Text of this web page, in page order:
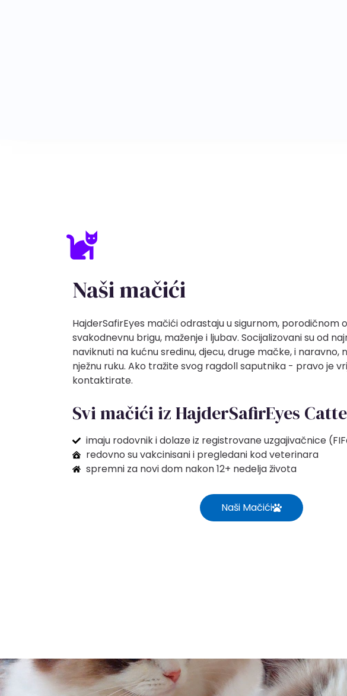
Naši mačići
HajderSafirEyes mačići odrastaju u sigurnom, porodičnom
svakodnevnu brigu, maženje i ljubav. Socijalizovani su od
naviknuti na kućnu sredinu, djecu, druge mačke, i naravno,
nježnu ruku. Ako tražite svog ragdoll saputnika - pravo je
kontaktirate.
Svi mačići iz HajderSafirEyes
imaju rodovnik i dolaze iz registrovane uzgajivačnice
redovno su vakcinisani i pregledani kod veterinara
spremni za novi dom nakon 12+ nedelja života
Naši Mačići